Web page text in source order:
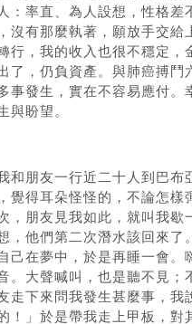
：率直、為人設想，性格差
沒有那麼執著，願放手交給
行，我的收入也很不穩定，
了，仍負資產。與肺癌搏鬥
事發生，實在不容易應付。
與盼望。
和朋友一行近二十人到巴布
覺得耳朵怪怪的，不論怎樣
，朋友見我如此，就叫我歇
，他們第二次潛水該回來了
己在夢中，於是再睡一會。
。大聲喊叫，也是聽不見；
走下來問我發生甚麼事，我
！」於是帶我走上甲板，對